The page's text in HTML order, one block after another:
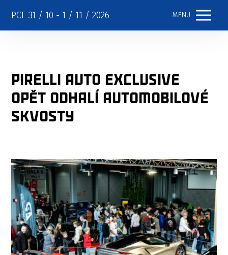
PCF 31 / 10 - 1 / 11 / 2026 MENU
PIRELLI AUTO EXCLUSIVE
opět odhalí automobilové
skvosty